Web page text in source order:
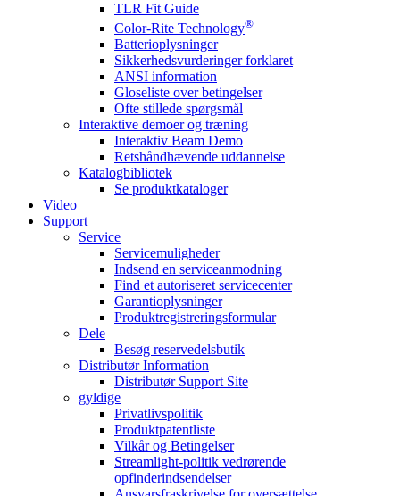
TLR Fit Guide
Color-Rite Technology®
Batterioplysninger
Sikkerhedsvurderinger forklaret
ANSI information
Gloseliste over betingelser
Ofte stillede spørgsmål
Interaktive demoer og træning
Interaktiv Beam Demo
Retshåndhævende uddannelse
Katalogbibliotek
Se produktkataloger
Video
Support
Service
Servicemuligheder
Indsend en serviceanmodning
Find et autoriseret servicecenter
Garantioplysninger
Produktregistreringsformular
Dele
Besøg reservedelsbutik
Distributør Information
Distributør Support Site
gyldige
Privatlivspolitik
Produktpatentliste
Vilkår og Betingelser
Streamlight-politik vedrørende
opfinderindsendelser